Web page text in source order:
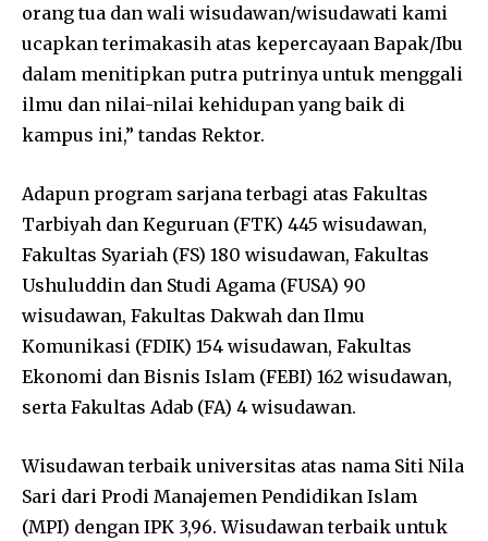
orang tua dan wali wisudawan/wisudawati kami
ucapkan terimakasih atas kepercayaan Bapak/Ibu
dalam menitipkan putra putrinya untuk menggali
ilmu dan nilai-nilai kehidupan yang baik di
kampus ini,” tandas Rektor.
Adapun program sarjana terbagi atas Fakultas
Tarbiyah dan Keguruan (FTK) 445 wisudawan,
Fakultas Syariah (FS) 180 wisudawan, Fakultas
Ushuluddin dan Studi Agama (FUSA) 90
wisudawan, Fakultas Dakwah dan Ilmu
Komunikasi (FDIK) 154 wisudawan, Fakultas
Ekonomi dan Bisnis Islam (FEBI) 162 wisudawan,
serta Fakultas Adab (FA) 4 wisudawan.
Wisudawan terbaik universitas atas nama Siti Nila
Sari dari Prodi Manajemen Pendidikan Islam
(MPI) dengan IPK 3,96. Wisudawan terbaik untuk